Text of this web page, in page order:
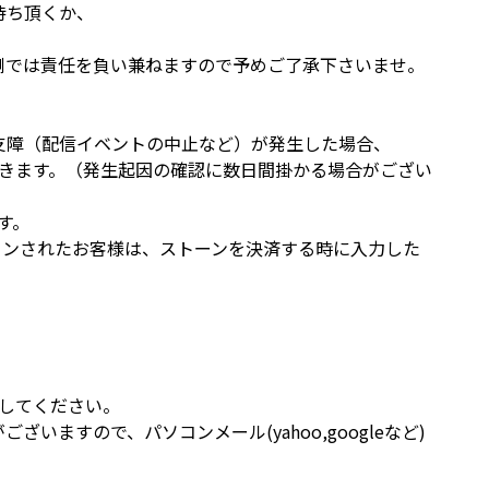
頂くか、
責任を負い兼ねますので予めご了承下さいませ。
配信イベントの中止など）が発生した場合、
す。（発生起因の確認に数日間掛かる場合がござい
されたお客様は、ストーンを決済する時に入力した
ください。
ざいますので、パソコンメール(yahoo,googleなど)